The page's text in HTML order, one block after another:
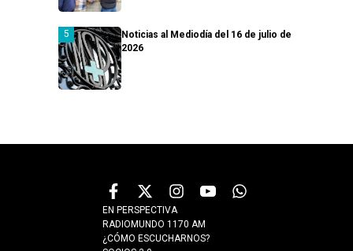
Noticias al Mediodía del 16 de julio de
2026
EN PERSPECTIVA
RADIOMUNDO 1170 AM
¿CÓMO ESCUCHARNOS?